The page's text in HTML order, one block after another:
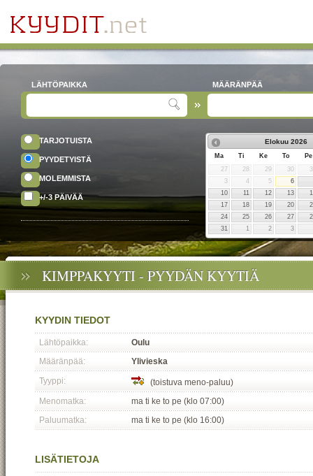
LÄHTÖPAIKKA MÄÄRÄNPÄÄ
TARJOTUISTA
PYYDETYISTÄ
MOLEMMISTA
+/-3 PÄIVÄÄ
Elokuu 2026
Ma Ti Ke To
Pe
27
28 29 30
3
4 5
6
10
11 12 13
17
18 19 20
24
25 26 27
31
1 2 3
KIMPPAKYYTI - PYYDÄN KYYTIÄ
KYYDIN TIEDOT
Lähtöpaikka:
Oulu
Määränpää:
Ylivieska
Tyyppi:
(toistuva meno-paluu)
Menomatka:
ma ti ke to pe (klo 07:00)
Paluumatka:
ma ti ke to pe (klo 16:00)
LISÄTIETOJA